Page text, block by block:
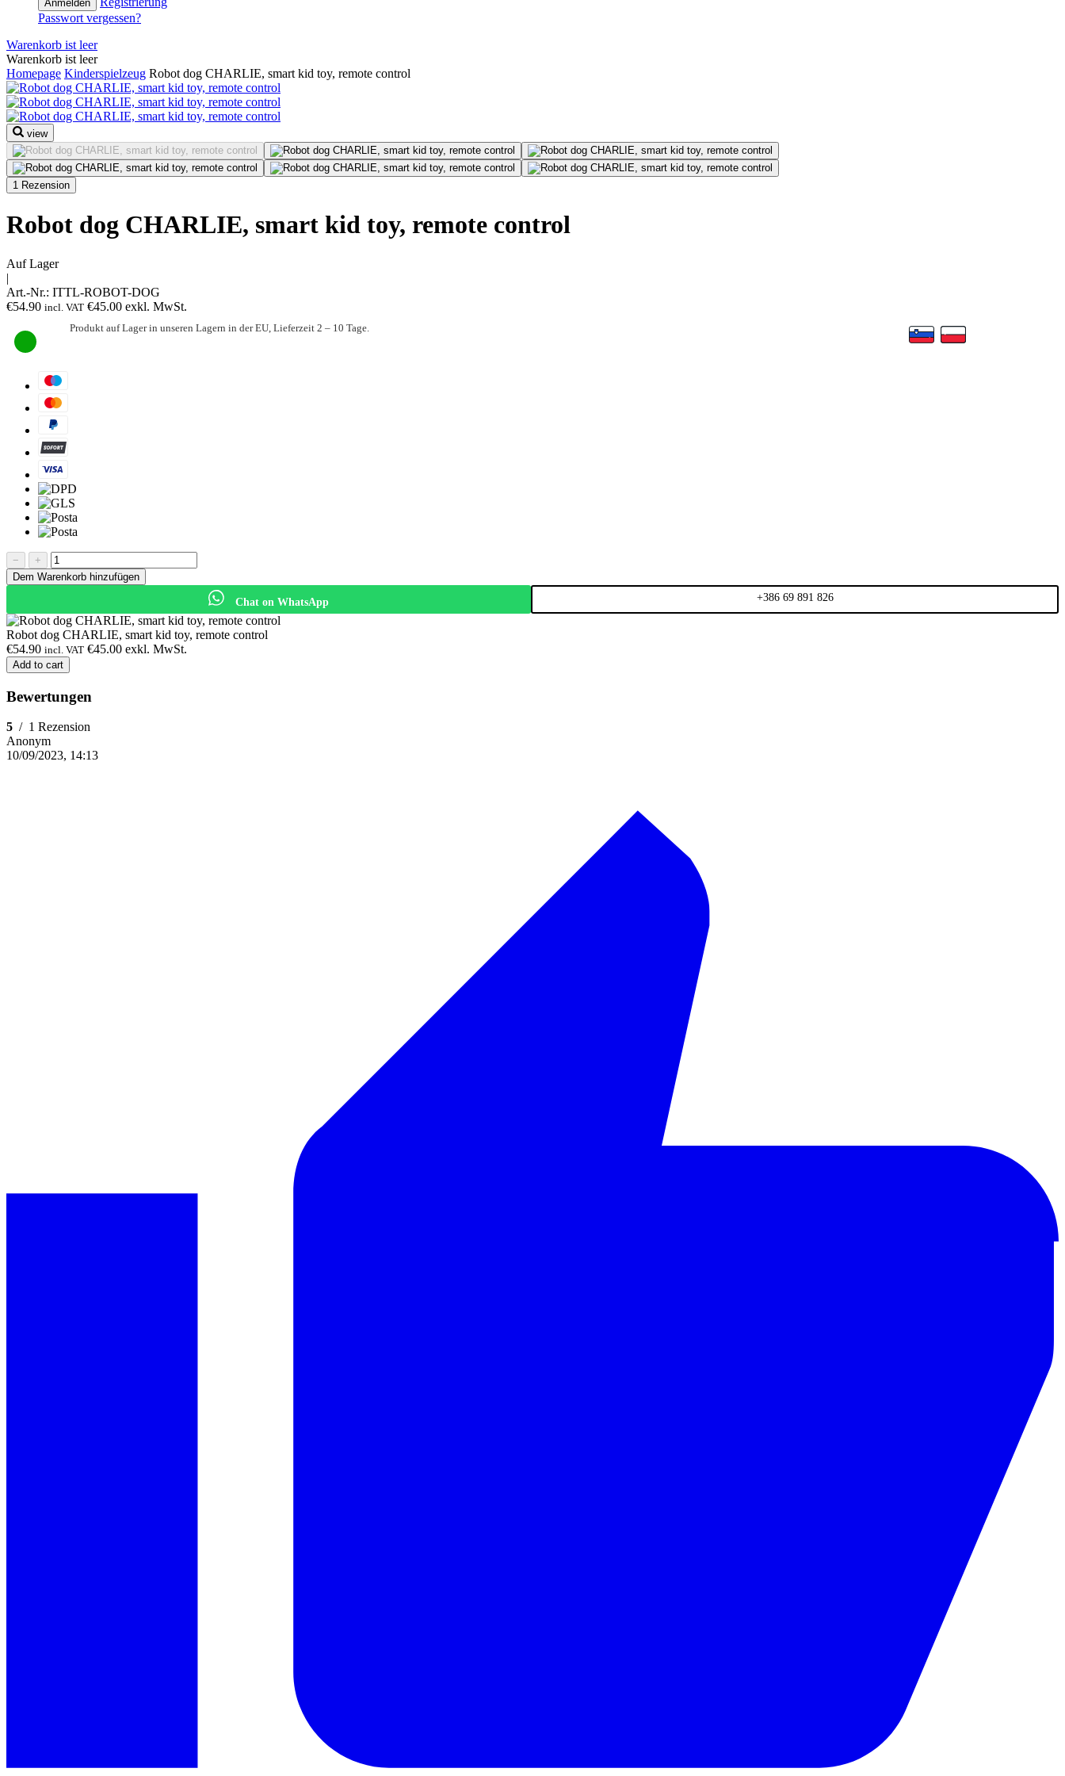
Anmelden
Passwort vergessen?
Warenkorb ist leer
Warenkorb ist leer
Homepage Kinderspielzeug Robot dog CHARLIE, smart kid toy, remote control
view
1 Rezension
Robot dog CHARLIE, smart kid toy, remote control
Auf Lager
|
Art.-Nr.: ITTL-ROBOT-DOG
€54.90 incl. VAT €45.00 exkl. MwSt.
Produkt auf Lager in unseren Lagern in der EU, Lieferzeit 2 – 10 Tage.
−
+
Dem Warenkorb hinzufügen
Chat on WhatsApp +386 69 891 826
Robot dog CHARLIE, smart kid toy, remote control
€54.90 incl. VAT €45.00 exkl. MwSt.
Add to cart
Bewertungen
5 / 1 Rezension
Anonym
10/09/2023, 14:13